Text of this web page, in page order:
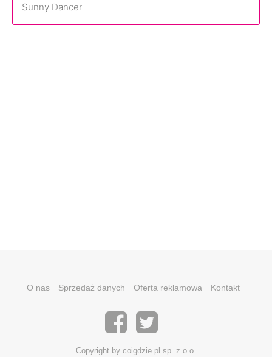
Sunny Dancer
O nas Sprzedaż danych Oferta reklamowa Kontakt
Copyright by coigdzie.pl sp. z o.o.